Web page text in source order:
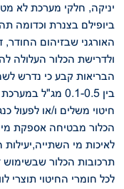
יניקה, חלקי מערכת לא
ביופילם בצנרת וכדומה
האורגני שבזיהום
ולדרישת הכלור העלולה
הבריאות קבע כי נדרש
בין 0.1-0.5
חיטוי משלים ו/אולפעול
הכלור מבטיחה אספקת
לאיכות מי
תרכובות הכלור שבשימוש
לכל חומרי החיטוי תוצרי